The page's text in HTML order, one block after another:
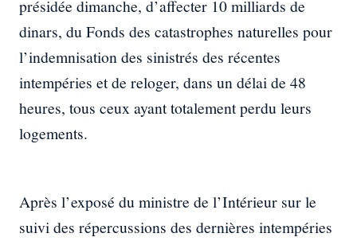
présidée dimanche, d’affecter 10 milliards de
dinars, du Fonds des catastrophes naturelles pour
l’indemnisation des sinistrés des récentes
intempéries et de reloger, dans un délai de 48
heures, tous ceux ayant totalement perdu leurs
logements.
Après l’exposé du ministre de l’Intérieur sur le
suivi des répercussions des dernières intempéries